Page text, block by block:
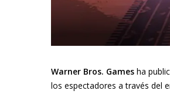
Warner Bros. Games ha
los espectadores a través del